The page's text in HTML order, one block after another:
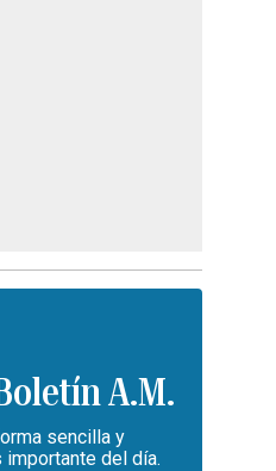
A.M.
sencilla y
del día.